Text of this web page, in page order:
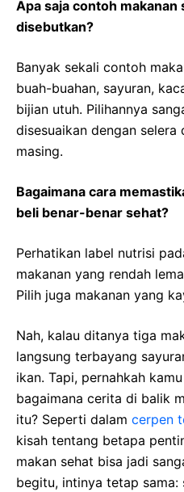
Apa saja contoh makanan
disebutkan?
Banyak sekali contoh
buah-buahan, sayuran,
bijian utuh. Pilihannya
disesuaikan dengan
masing.
Bagaimana cara
beli benar-benar sehat?
Perhatikan label nutrisi
makanan yang rendah
Pilih juga makanan yang
Nah, kalau ditanya tiga
langsung terbayang
ikan. Tapi, pernahkah
bagaimana cerita di balik
itu? Seperti dalam cerpen
kisah tentang betapa
makan sehat bisa jadi
begitu, intinya tetap sama: